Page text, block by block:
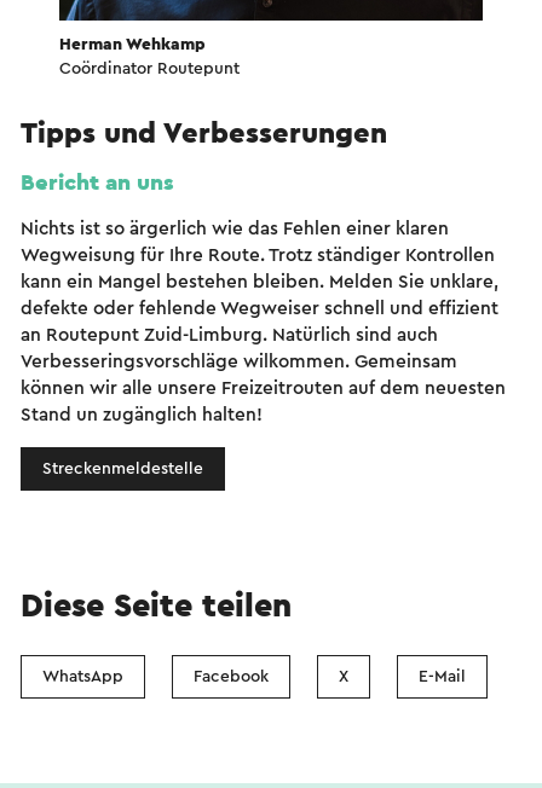
Herman Wehkamp
Coördinator Routepunt
Tipps und Verbesserungen
Bericht an uns
Nichts ist so ärgerlich wie das Fehlen einer klaren
Wegweisung für Ihre Route. Trotz ständiger Kontrollen
kann ein Mangel bestehen bleiben. Melden Sie unklare,
defekte oder fehlende Wegweiser schnell und effizient
an Routepunt Zuid-Limburg. Natürlich sind auch
Verbesseringsvorschläge wilkommen. Gemeinsam
können wir alle unsere Freizeitrouten auf dem neuesten
Stand un zugänglich halten!
Streckenmeldestelle
Diese Seite teilen
WhatsApp Facebook X E-Mail